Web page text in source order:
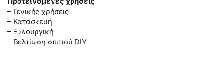
– Γενικής χρήσεις
– Κατασκευή
– Ξυλουργική
– Βελτίωση σπιτιού DIY